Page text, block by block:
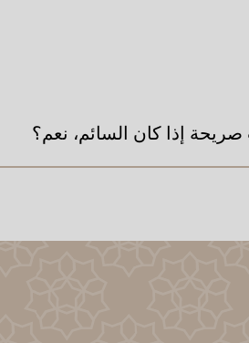
صريحة إذا كان السائم، نعم؟